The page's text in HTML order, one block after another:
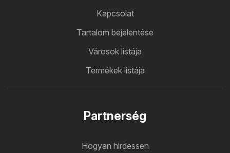
Kapcsolat
Tartalom bejelentése
Városok listája
Termékek listája
Partnerség
Hogyan hirdessen